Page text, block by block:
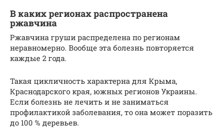
В каких регионах распространена
ржавчина
Ржавчина груши распределена по регионам
неравномерно. Вообще эта болезнь повторяется
каждые 2 года.
Такая цикличность характерна для Крыма,
Краснодарского края, южных регионов Украины.
Если болезнь не лечить и не заниматься
профилактикой заболевания, то она может поразить
до 100 % деревьев.